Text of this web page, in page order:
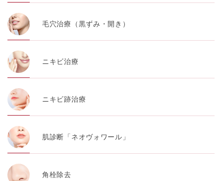
毛穴治療（黒ずみ・開き）
ニキビ治療
ニキビ跡治療
肌診断「ネオヴォワール」
角栓除去